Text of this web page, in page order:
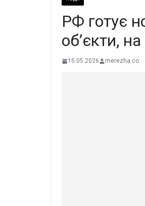
РФ готує
об’єкти, на
15.05.2026 merezha.co